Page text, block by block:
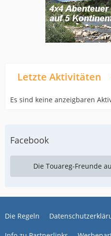
Letzte Aktivitäten
Es sind keine anzeigbaren
Facebook
Die Touareg-Freunde
Die Regeln